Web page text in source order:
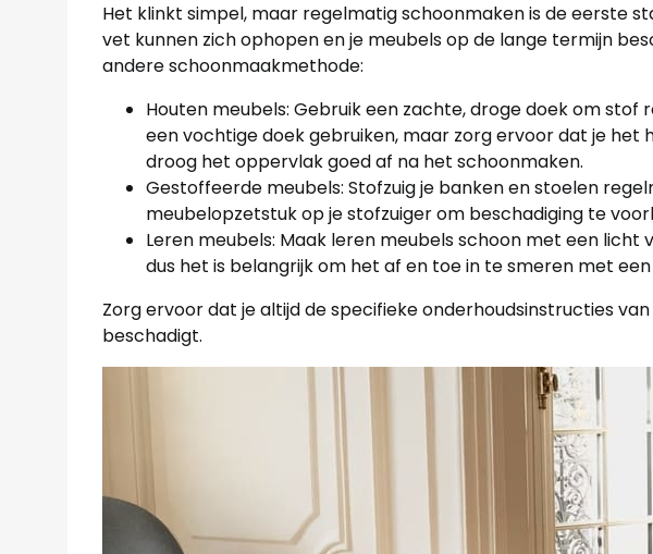
Het klinkt simpel, maar regelmatig schoonmaken is de eerste
vet kunnen zich ophopen en je meubels op de lange termijn
andere schoonmaakmethode:
Houten meubels: Gebruik een zachte, droge doek om
een vochtige doek gebruiken, maar zorg ervoor dat je het
droog het oppervlak goed af na het schoonmaken.
Gestoffeerde meubels: Stofzuig je banken en stoelen
meubelopzetstuk op je stofzuiger om beschadiging te
Leren meubels: Maak leren meubels schoon met een
dus het is belangrijk om het af en toe in te smeren met
Zorg ervoor dat je altijd de specifieke onderhoudsinstructies
beschadigt.